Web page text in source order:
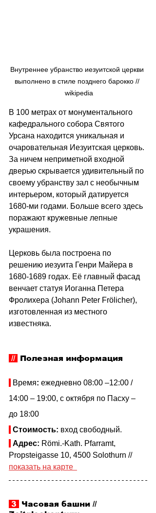
Внутреннее убранство иезуитской церкви
выполнено в стиле позднего барокко //
wikipedia
В 100 метрах от монументального
кафедрального собора Святого
Урсана находится уникальная и
очаровательная Иезуитская церковь.
За ничем неприметной входной
дверью скрывается удивительный по
своему убранству зал с необычным
интерьером, который датируется
1680-ми годами. Больше всего здесь
поражают кружевные лепные
украшения.
Церковь была построена по
решению иезуита Генри Майера в
1680-1689 годах. Её главный фасад
венчает статуя Иоганна Петера
Фролихера (Johann Peter Frölicher),
изготовленная из местного
известняка.
// Полезная информация
Время: ежедневно 08:00 –12:00 /
14:00 – 19:00, с октября по Пасху –
до 18:00
Стоимость: вход свободный.
Адрес: Römi.-Kath. Pfarramt,
Propsteigasse 10, 4500 Solothurn //
показать на карте
3
Часовая башни //